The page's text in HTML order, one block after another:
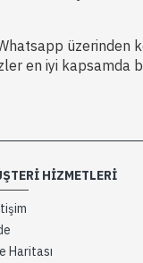
üzerinden
en iyi kapsamda
HIZMETLERI
Haritası